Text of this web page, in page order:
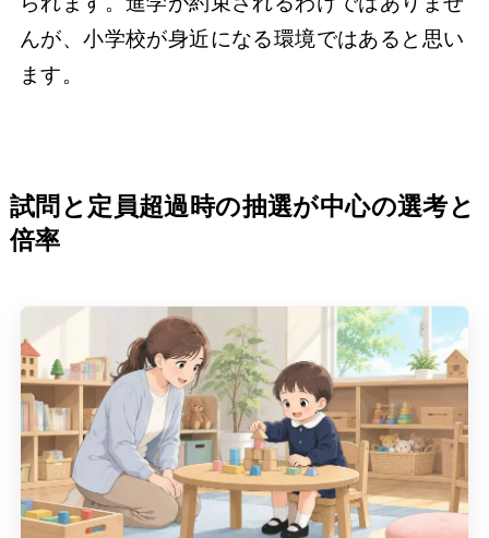
んが、小学校が身近になる環境ではあると思い
ます。
試問と定員超過時の抽選が中心の選考と
倍率